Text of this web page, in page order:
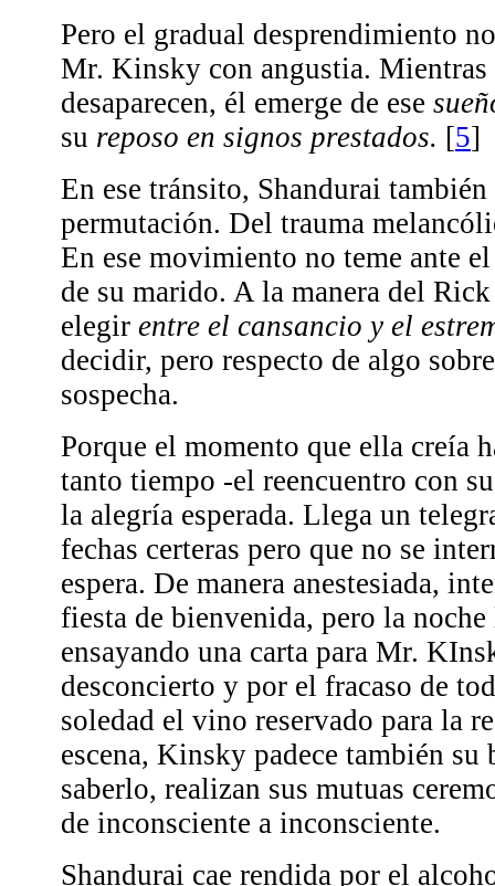
Pero el gradual desprendimiento
Mr. Kinsky con angustia. Mientras
desaparecen, él emerge de ese
su reposo en signos prestados. [5]
En ese tránsito, Shandurai
permutación. Del trauma
En ese movimiento no teme ante
de su marido. A la manera del Rick
elegir entre el cansancio y el
decidir, pero respecto de algo
sospecha.
Porque el momento que ella creía
tanto tiempo -el reencuentro con
la alegría esperada. Llega un
fechas certeras pero que no se
espera. De manera anestesiada,
fiesta de bienvenida, pero la noche
ensayando una carta para Mr.
desconcierto y por el fracaso de
soledad el vino reservado para la
escena, Kinsky padece también
saberlo, realizan sus mutuas
de inconsciente a inconsciente.
Shandurai cae rendida por el